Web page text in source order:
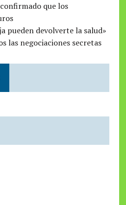
que los
pueden devolverte la salud»
las negociaciones secretas